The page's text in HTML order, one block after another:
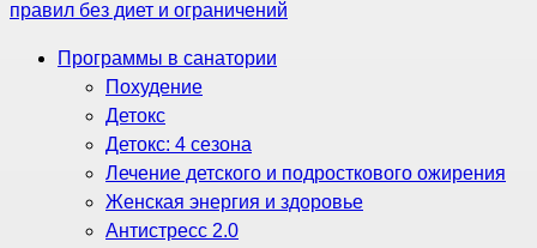
Программы в санатории
Похудение
Детокс
Детокс: 4 сезона
Лечение детского и подросткового ожирения
Женская энергия и здоровье
Антистресс 2.0